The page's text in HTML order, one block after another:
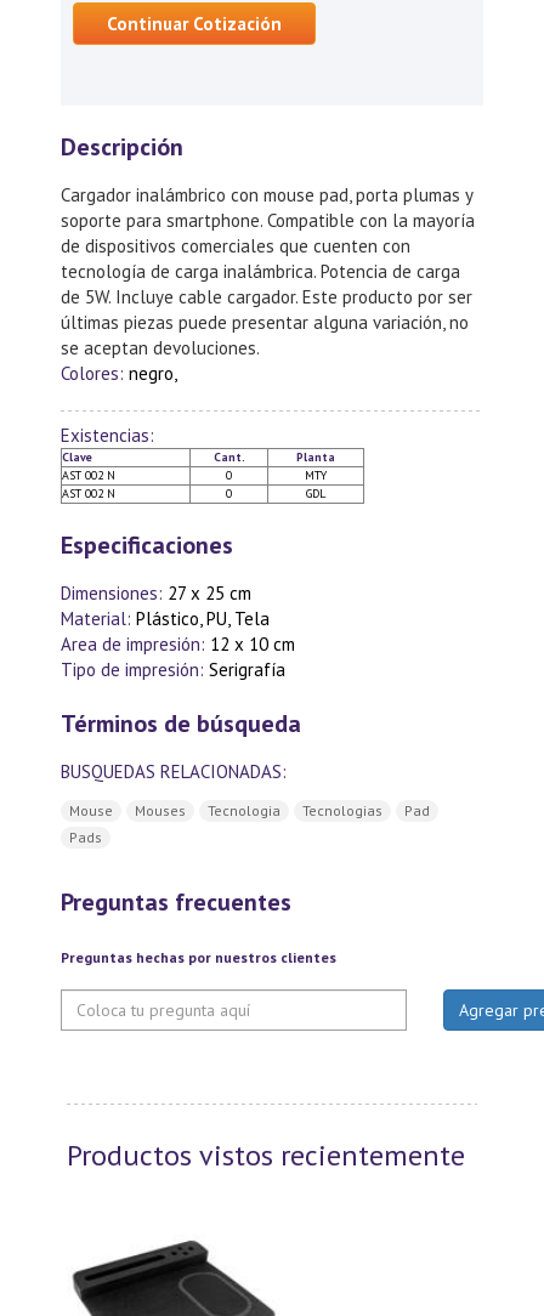
Continuar Cotización
Descripción
Cargador inalámbrico con mouse pad, porta plumas y
soporte para smartphone. Compatible con la mayoría
de dispositivos comerciales que cuenten con
tecnología de carga inalámbrica. Potencia de carga
de 5W. Incluye cable cargador. Este producto por ser
últimas piezas puede presentar alguna variación, no
se aceptan devoluciones.
Colores: negro,
Existencias:
Clave Cant.
Planta
AST 002 N
0
MTY
AST 002 N
0 GDL
Especificaciones
Dimensiones: 27 x 25 cm
Material: Plástico, PU, Tela
Area de impresión: 12 x 10 cm
Tipo de impresión: Serigrafía
Términos de búsqueda
BUSQUEDAS RELACIONADAS:
Mouse Mouses Tecnologia Tecnologias
Pad
Pads
Preguntas frecuentes
Preguntas hechas por nuestros clientes
Productos vistos recientemente